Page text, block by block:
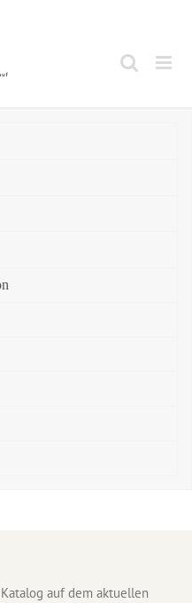
auf dem aktuellen